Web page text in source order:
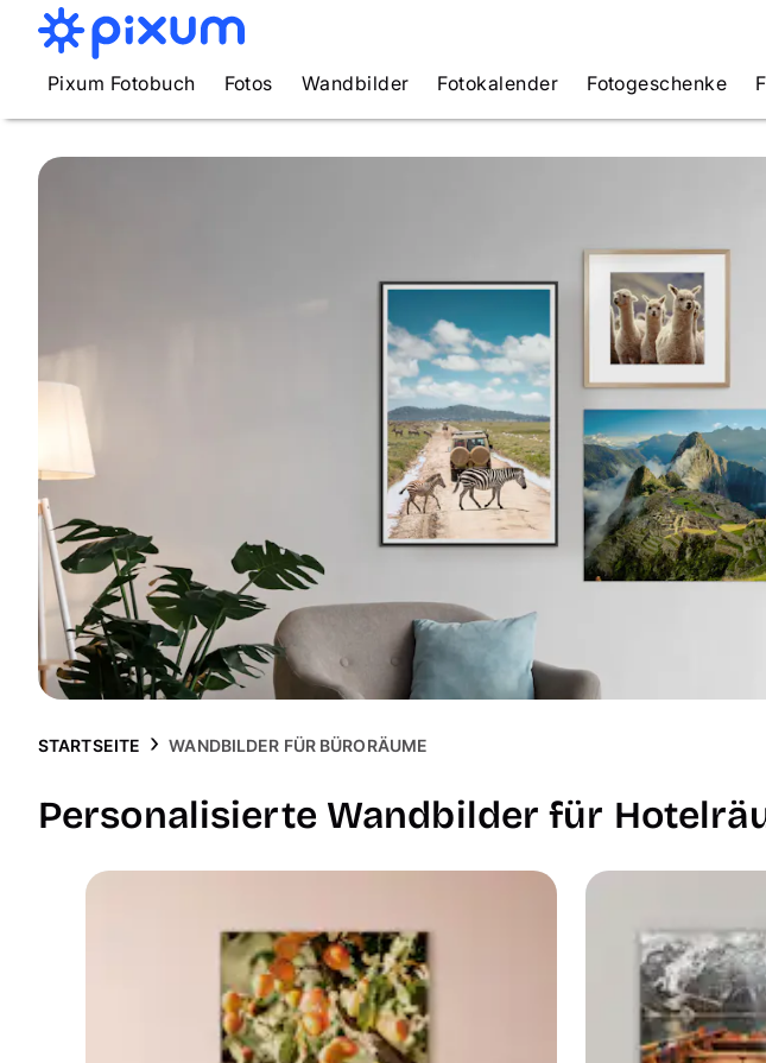
Pixum Fotobuch Fotos Wandbilder Fotokalender Fotogeschenke
STARTSEITE WANDBILDER FÜR BÜRORÄUME
Personalisierte Wandbilder für